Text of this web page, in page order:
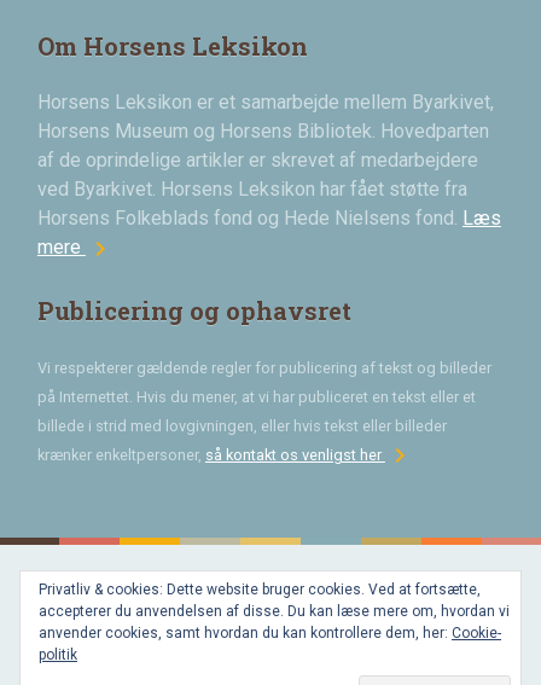
Om Horsens Leksikon
Horsens Leksikon er et samarbejde mellem Byarkivet,
Horsens Museum og Horsens Bibliotek. Hovedparten
af de oprindelige artikler er skrevet af medarbejdere
ved Byarkivet. Horsens Leksikon har fået støtte fra
Horsens Folkeblads fond og Hede Nielsens fond. Læs
mere chevron_right
Publicering og ophavsret
Vi respekterer gældende regler for publicering af tekst og billeder
på Internettet. Hvis du mener, at vi har publiceret en tekst eller et
billede i strid med lovgivningen, eller hvis tekst eller billeder
krænker enkeltpersoner, så kontakt os venligst herchevron_right
Bygget med
WordPressog
favoriteaf
Privatliv & cookies: Dette website bruger cookies. Ved at fortsætte,
accepterer du anvendelsen af disse. Du kan læse mere om, hvordan vi
anvender cookies, samt hvordan du kan kontrollere dem, her: Cookie-
politik